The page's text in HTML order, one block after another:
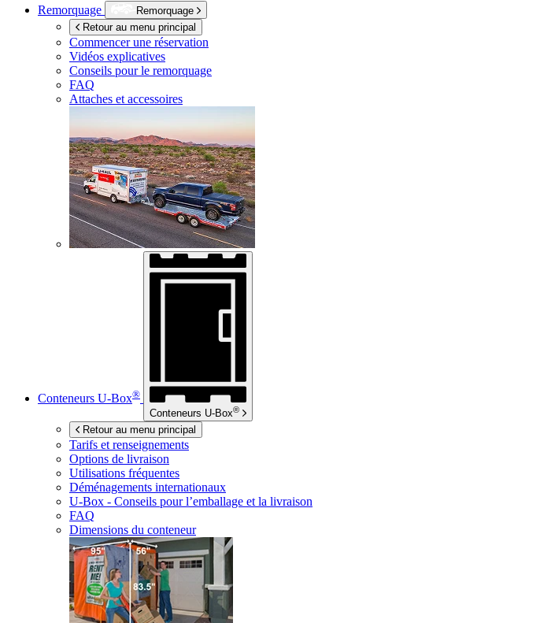
Remorquage
Remorquage
Retour au menu principal
Commencer une réservation
Vidéos explicatives
Conseils pour le remorquage
FAQ
Attaches et accessoires
Conteneurs U-Box®
Conteneurs U-Box®
Retour au menu principal
Tarifs et renseignements
Options de livraison
Utilisations fréquentes
Déménagements internationaux
U-Box - Conseils pour l’emballage et la livraison
FAQ
Dimensions du conteneur